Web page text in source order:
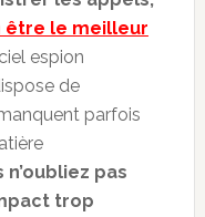
être le meilleur
espion
de
parfois
n’oubliez pas
trop